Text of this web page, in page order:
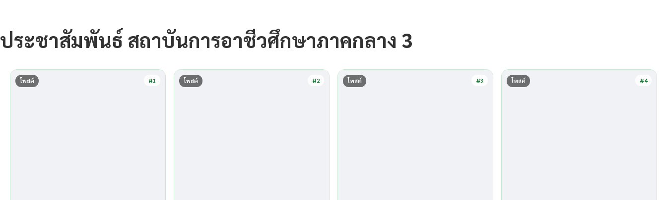
ประชาสัมพันธ์ สถาบันการอาชีวศึกษาภาคกลาง 3
โพสต์ #1 โพสต์ #2 โพสต์ #3 โพสต์ #4